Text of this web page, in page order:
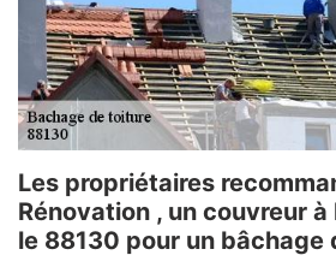
Les propriétaires
Rénovation , un couvreur
le 88130 pour un bâchage